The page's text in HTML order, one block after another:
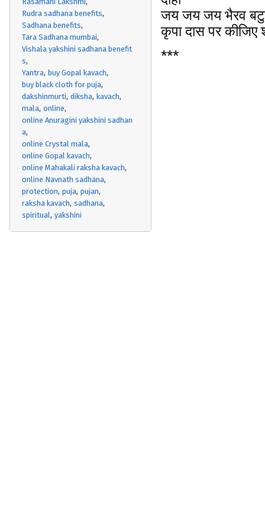
Rudra sadhana benefits
Sadhana benefits
Tara Sadhana mumbai
Vishala yakshini sadhana benefit
s
Yantra buy Gopal kavach
buy black cloth for puja
dakshinmurti diksha kavach
mala online
online Anuragini yakshini sadhan
a
online Crystal mala
online Gopal kavach
online Mahakali raksha kavach
online Navnath sadhana
protection puja pujan
raksha kavach sadhana
spiritual yakshini
जय जय जय भैरव
कृपा दास पर
***